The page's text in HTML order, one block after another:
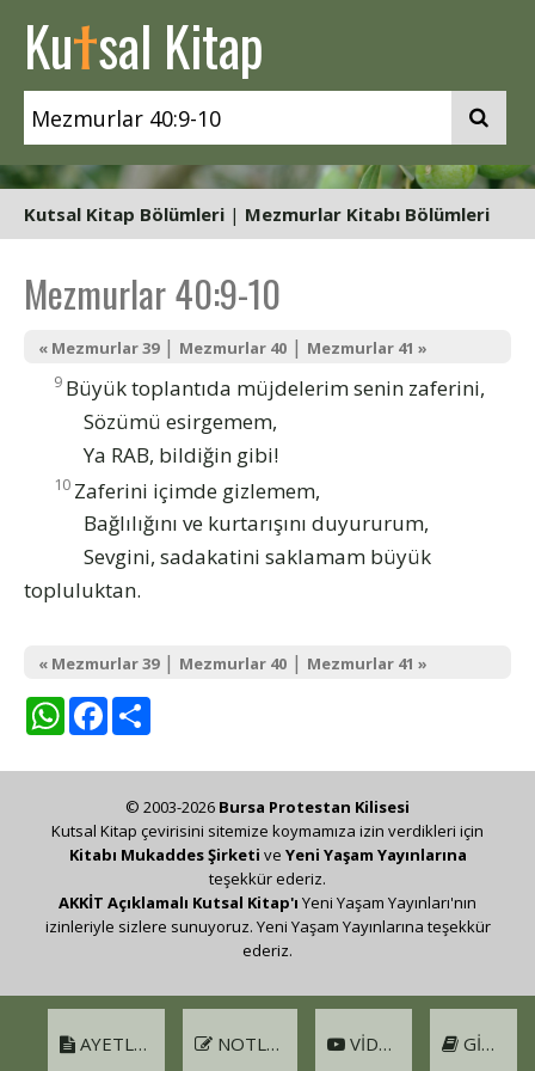
Kutsal Kitap
Kutsal Kitap Bölümleri | Mezmurlar Kitabı Bölümleri
Mezmurlar 40:9-10
« Mezmurlar 39| Mezmurlar 40 | Mezmurlar 41 »
9 Büyük toplantıda müjdelerim senin zaferini,
Sözümü esirgemem,
Ya RAB, bildiğin gibi!
10 Zaferini içimde gizlemem,
Bağlılığını ve kurtarışını duyururum,
Sevgini, sadakatini saklamam büyük
topluluktan.
« Mezmurlar 39| Mezmurlar 40 | Mezmurlar 41 »
WhatsAppFacebook
AYETLER NOTLAR VIDEO GIRIŞ
© 2003-2026 Bursa Protestan Kilisesi
Kutsal Kitap çevirisini sitemize koymamıza izin verdikleri için
Kitabı Mukaddes Şirketi ve Yeni Yaşam Yayınlarına
teşekkür ederiz.
AKKİT Açıklamalı Kutsal Kitap'ı Yeni Yaşam Yayınları'nın
izinleriyle sizlere sunuyoruz. Yeni Yaşam Yayınlarına teşekkür
ederiz.